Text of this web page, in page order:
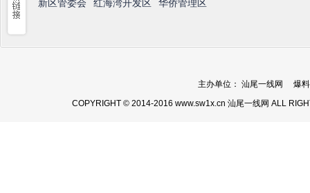
新区管委会
红海湾开发区 华侨管理区
主办单位： 汕尾一线网 爆
COPYRIGHT © 2014-2016 www.sw1x.cn 汕尾一线网 ALL